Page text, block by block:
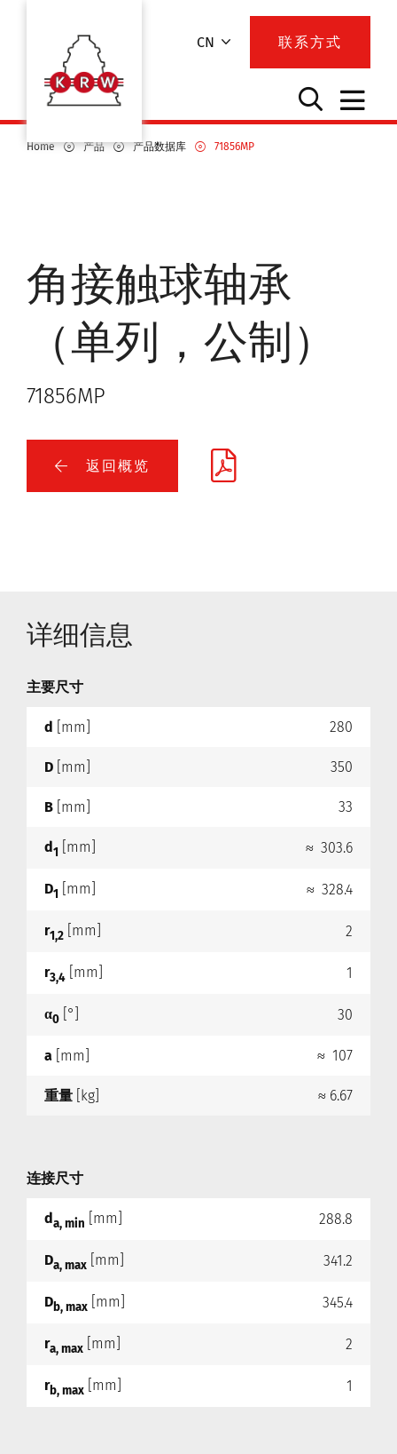
CN 联系方式
Home 产品 产品数据库 71856MP
角接触球轴承
（单列，公制）
71856MP
返回概览
详细信息
主要尺寸
d [mm] 280
D [mm] 350
B [mm] 33
d1 [mm] ≈ 303.6
D1 [mm] ≈ 328.4
r1,2 [mm] 2
r3,4 [mm] 1
α0 [°] 30
a [mm] ≈ 107
重量 [kg] ≈ 6.67
连接尺寸
da, min [mm] 288.8
Da, max [mm] 341.2
Db, max [mm] 345.4
ra, max [mm] 2
rb, max [mm] 1